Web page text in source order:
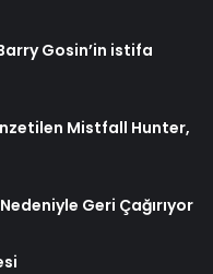
Gosin’in istifa
Mistfall Hunter,
Geri Çağırıyor